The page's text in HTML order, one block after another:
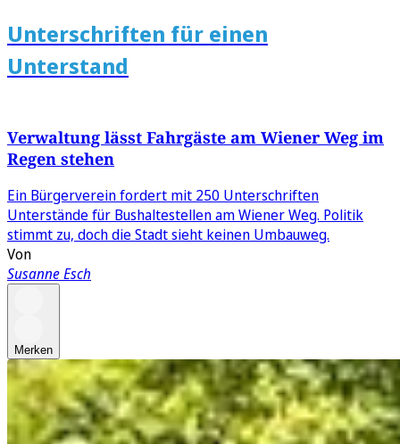
Unterschriften für einen
Unterstand
Verwaltung lässt Fahrgäste am Wiener Weg im
Regen stehen
Ein Bürgerverein fordert mit 250 Unterschriften
Unterstände für Bushaltestellen am Wiener Weg. Politik
stimmt zu, doch die Stadt sieht keinen Umbauweg.
Von
Susanne Esch
Merken